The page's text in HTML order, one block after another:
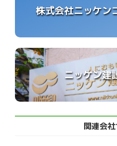
株式会社ニッケン
ニッケン建
関連会